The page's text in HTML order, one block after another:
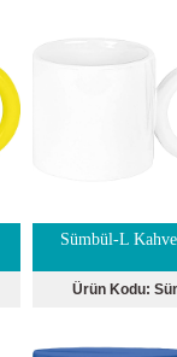
Sümbül-L
Ürün Kodu: